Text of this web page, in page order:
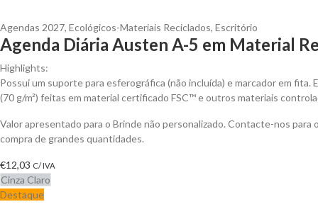
Agendas 2027, Ecológicos-Materiais Reciclados, Escritório
Agenda Diária Austen A-5 em Material
Highlights:
Possui um suporte para esferográfica (não incluída) e marcador em fita.
(70 g/m²) feitas em material certificado FSC™ e outros materiais
Valor apresentado para o Brinde não personalizado. Contacte-nos para
compra de grandes quantidades.
€12,03 C/ IVA
Cinza Claro
Destaque